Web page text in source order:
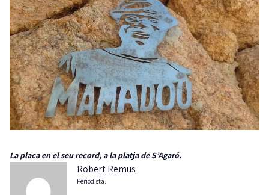
La placa en el seu record, a la platja de S’Agaró.
Robert Remus
Periodista.